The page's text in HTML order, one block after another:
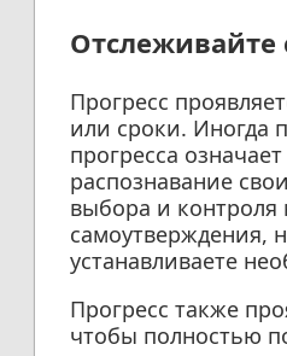
Отслеживайте
Прогресс
или сроки. Иногда
прогресса
распознавание
выбора и
самоутверждения,
устанавливаете
Прогресс также
чтобы полностью